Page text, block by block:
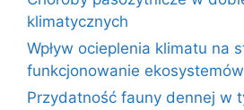
klimatycznych
Wpływ ocieplenia klimatu na
funkcjonowanie
Przydatność fauny dennej w